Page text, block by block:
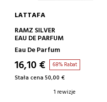
DODAJ DO KOSZYKA
LATTAFA
RAMZ SILVER
EAU DE PARFUM
Eau De Parfum
16,10 € 68% Rabat
Stała cena 50,00 €
1 rewizje